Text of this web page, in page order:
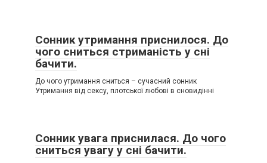
Сонник утримання приснилося. До
чого сниться стриманість у сні
бачити.
До чого утримання сниться – сучасний сонник
Утримання від сексу, плотської любові в сновидінні
Сонник увага приснилася. До чого
сниться увагу у сні бачити.